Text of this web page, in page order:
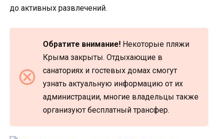
до активных развлечений.
Обратите внимание! Некоторые пляжи
Крыма закрыты. Отдыхающие в
санаториях и гостевых домах смогут
узнать актуальную информацию от их
администрации, многие владельцы также
организуют бесплатный трансфер.